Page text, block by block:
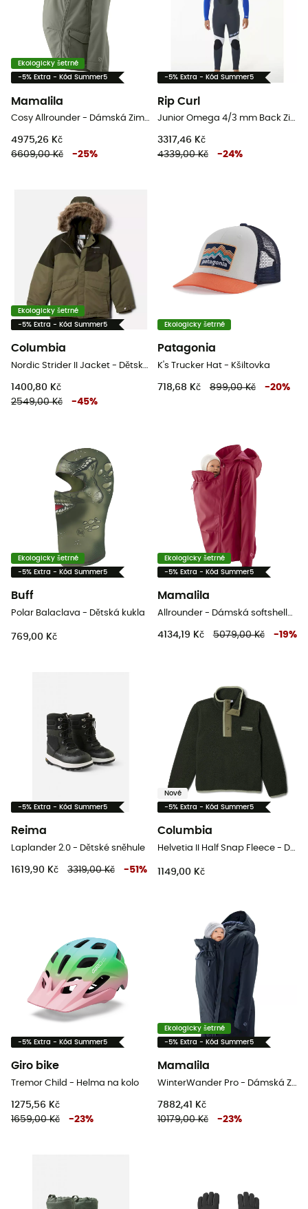
Ekologicky šetrné
-5% Extra - Kód Summer5
Mamalila
Cosy Allrounder - Dámská Zimní bunda
4975,26 Kč
6609,00 Kč
-25%
-5% Extra - Kód Summer5
Rip Curl
Junior Omega 4/3 mm Back Zip Wetsuit - Dětsky Surf neopren
3317,46 Kč
4339,00 Kč
-24%
Ekologicky šetrné
-5% Extra - Kód Summer5
Columbia
Nordic Strider II Jacket - Dětská zimní bunda
1400,80 Kč
2549,00 Kč
-45%
Ekologicky šetrné
Patagonia
K's Trucker Hat - Kšiltovka
718,68 Kč 899,00 Kč -20%
Ekologicky šetrné
-5% Extra - Kód Summer5
Buff
Polar Balaclava - Dětská kukla
769,00 Kč
Ekologicky šetrné
-5% Extra - Kód Summer5
Mamalila
Allrounder - Dámská softshellová bunda
4134,19 Kč 5079,00 Kč -19%
-5% Extra - Kód Summer5
Reima
Laplander 2.0 - Dětské sněhule
1619,90 Kč 3319,00 Kč -51 %
Nové
-5% Extra - Kód Summer5
Columbia
Helvetia II Half Snap Fleece - Dětská fleesová mikina
1149,00 Kč
-5% Extra - Kód Summer5
Giro bike
Tremor Child - Helma na kolo
1275,56 Kč
1659,00 Kč
-23%
Ekologicky šetrné
-5% Extra - Kód Summer5
Mamalila
WinterWander Pro - Dámská Zimní bunda
7882,41 Kč
10179,00 Kč
-23%